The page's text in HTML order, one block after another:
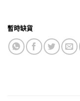
暫時缺貨